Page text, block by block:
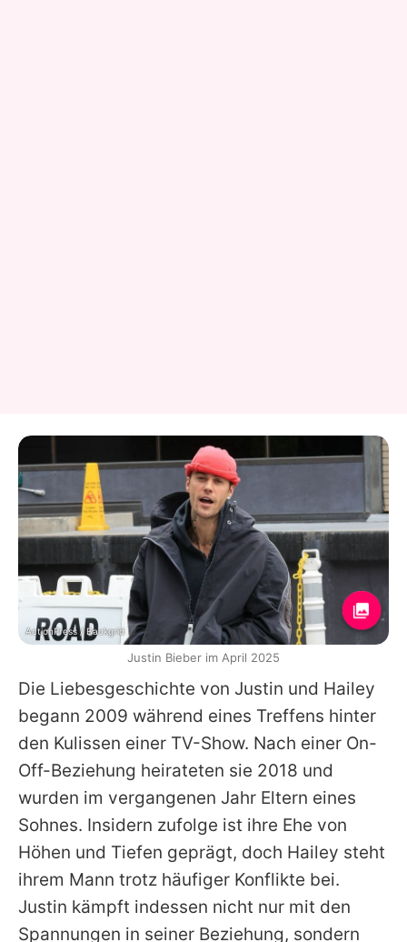
Die Liebesgeschichte von Justin und Hailey
begann 2009 während eines Treffens hinter
den Kulissen einer TV-Show. Nach einer On-
Off-Beziehung heirateten sie 2018 und
wurden im vergangenen Jahr Eltern eines
Sohnes. Insidern zufolge ist ihre Ehe von
Höhen und Tiefen geprägt, doch Hailey steht
ihrem Mann trotz häufiger Konflikte bei.
Justin kämpft indessen nicht nur mit den
Spannungen in seiner Beziehung, sondern
ActionPress / Backgrid
Justin Bieber im April 2025